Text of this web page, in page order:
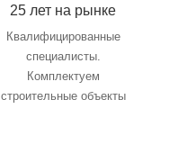
25 лет на рынке
Квалифицированные
специалисты.
Комплектуем
строительные объекты